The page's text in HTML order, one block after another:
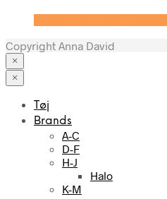
Copyright Anna David
×
×
Tøj
Brands
A-C
D-F
H-J
Halo
K-M